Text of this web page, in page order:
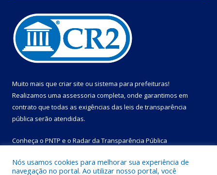
Muito mais que criar site ou sistema para prefeituras!
Realizamos uma assessoria completa, onde garantimos em
contrato que todas as exigências das leis de transparência
pública serão atendidas.
Conheça o PNTP e o Radar da Transparência Pública
Nós usamos cookies para melhorar sua experiência de
navegação no portal. Ao utilizar nosso portal, você